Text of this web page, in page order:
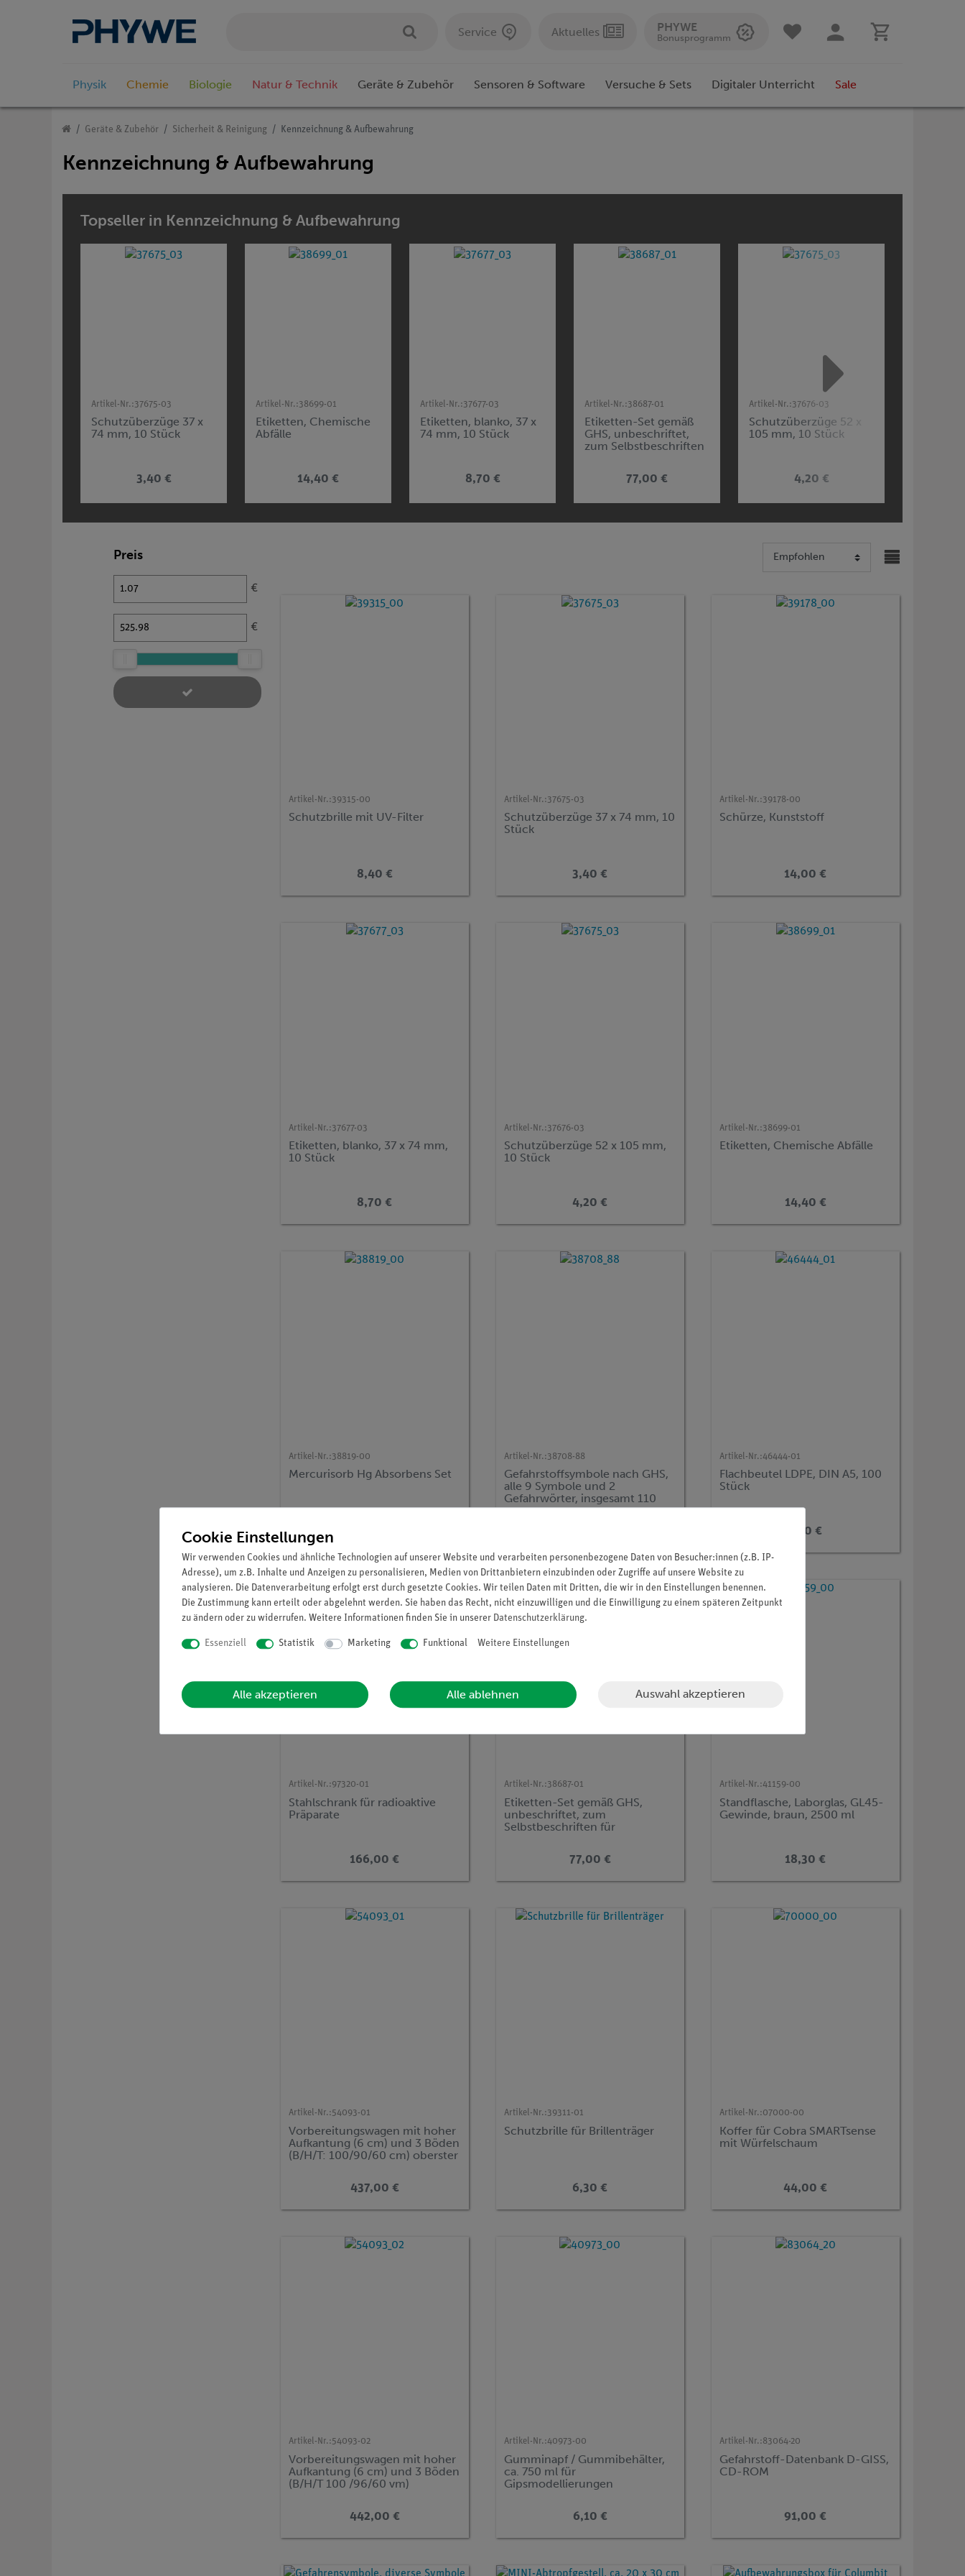
Service Aktuelles PHYWE
Bonusprogramm
Physik Chemie Biologie Natur & Technik Geräte & Zubehör Sensoren & Software Versuche & Sets Digitaler Unterricht Sale
Geräte & Zubehör Sicherheit & Reinigung Kennzeichnung & Aufbewahrung
Kennzeichnung & Aufbewahrung
Topseller in Kennzeichnung & Aufbewahrung
Artikel-Nr.:37675-03
Schutzüberzüge 37 x
74 mm, 10 Stück
3,40 €
Artikel-Nr.:38699-01
Etiketten, Chemische
Abfälle
14,40 €
Artikel-Nr.:37677-03
Etiketten, blanko, 37 x
74 mm, 10 Stück
8,70 €
Artikel-Nr.:38687-01
Etiketten-Set gemäß
GHS, unbeschriftet,
zum Selbstbeschriften
77,00 €
Artikel-Nr.:37676-03
Schutzüberzüge 52 x
105 mm, 10 Stück
4,20 €
Preis
€
€
Artikel-Nr.:39315-00
Schutzbrille mit UV-Filter
8,40 €
Artikel-Nr.:37675-03
Schutzüberzüge 37 x 74 mm, 10
Stück
3,40 €
Artikel-Nr.:39178-00
Schürze, Kunststoff
14,00 €
Artikel-Nr.:37677-03
Etiketten, blanko, 37 x 74 mm,
10 Stück
8,70 €
Artikel-Nr.:37676-03
Schutzüberzüge 52 x 105 mm,
10 Stück
4,20 €
Artikel-Nr.:38699-01
Etiketten, Chemische Abfälle
14,40 €
Artikel-Nr.:38819-00
Mercurisorb Hg Absorbens Set
Artikel-Nr.:38708-88
Gefahrstoffsymbole nach GHS,
alle 9 Symbole und 2
Gefahrwörter, insgesamt 110
Stück
Artikel-Nr.:46444-01
Flachbeutel LDPE, DIN A5, 100
Stück
7,20 €
Artikel-Nr.:97320-01
Stahlschrank für radioaktive
Präparate
166,00 €
Artikel-Nr.:38687-01
Etiketten-Set gemäß GHS,
unbeschriftet, zum
Selbstbeschriften für
77,00 €
Artikel-Nr.:41159-00
Standflasche, Laborglas, GL45-
Gewinde, braun, 2500 ml
18,30 €
Artikel-Nr.:54093-01
Vorbereitungswagen mit hoher
Aufkantung (6 cm) und 3 Böden
(B/H/T: 100/90/60 cm) oberster
437,00 €
Artikel-Nr.:39311-01
Schutzbrille für Brillenträger
6,30 €
Artikel-Nr.:07000-00
Koffer für Cobra SMARTsense
mit Würfelschaum
44,00 €
Artikel-Nr.:54093-02
Vorbereitungswagen mit hoher
Aufkantung (6 cm) und 3 Böden
(B/H/T 100 /96/60 vm)
442,00 €
Artikel-Nr.:40973-00
Gumminapf / Gummibehälter,
ca. 750 ml für
Gipsmodellierungen
6,10 €
Artikel-Nr.:83064-20
Gefahrstoff-Datenbank D-GISS,
CD-ROM
91,00 €
Cookie Einstellungen
Wir verwenden Cookies und ähnliche Technologien auf unserer Website und verarbeiten personenbezogene Daten von Besucher:innen (z.B. IP-
Adresse), um z.B. Inhalte und Anzeigen zu personalisieren, Medien von Drittanbietern einzubinden oder Zugriffe auf unsere Website zu
analysieren. Die Datenverarbeitung erfolgt erst durch gesetzte Cookies. Wir teilen Daten mit Dritten, die wir in den Einstellungen benennen.
Die Zustimmung kann erteilt oder abgelehnt werden. Sie haben das Recht, nicht einzuwilligen und die Einwilligung zu einem späteren Zeitpunkt
zu ändern oder zu widerrufen. Weitere Informationen finden Sie in unserer Daten­schutz­erklärung.
Essenziell Statistik Marketing Funktional Weitere Einstellungen
Alle akzeptieren Alle ablehnen Auswahl akzeptieren